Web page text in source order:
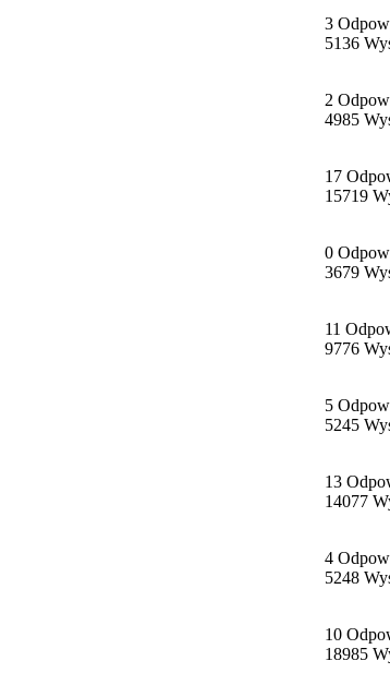
3
5136
2
4985
17
15719
0
3679
11
9776
5
5245
13
14077
4
5248
10
18985